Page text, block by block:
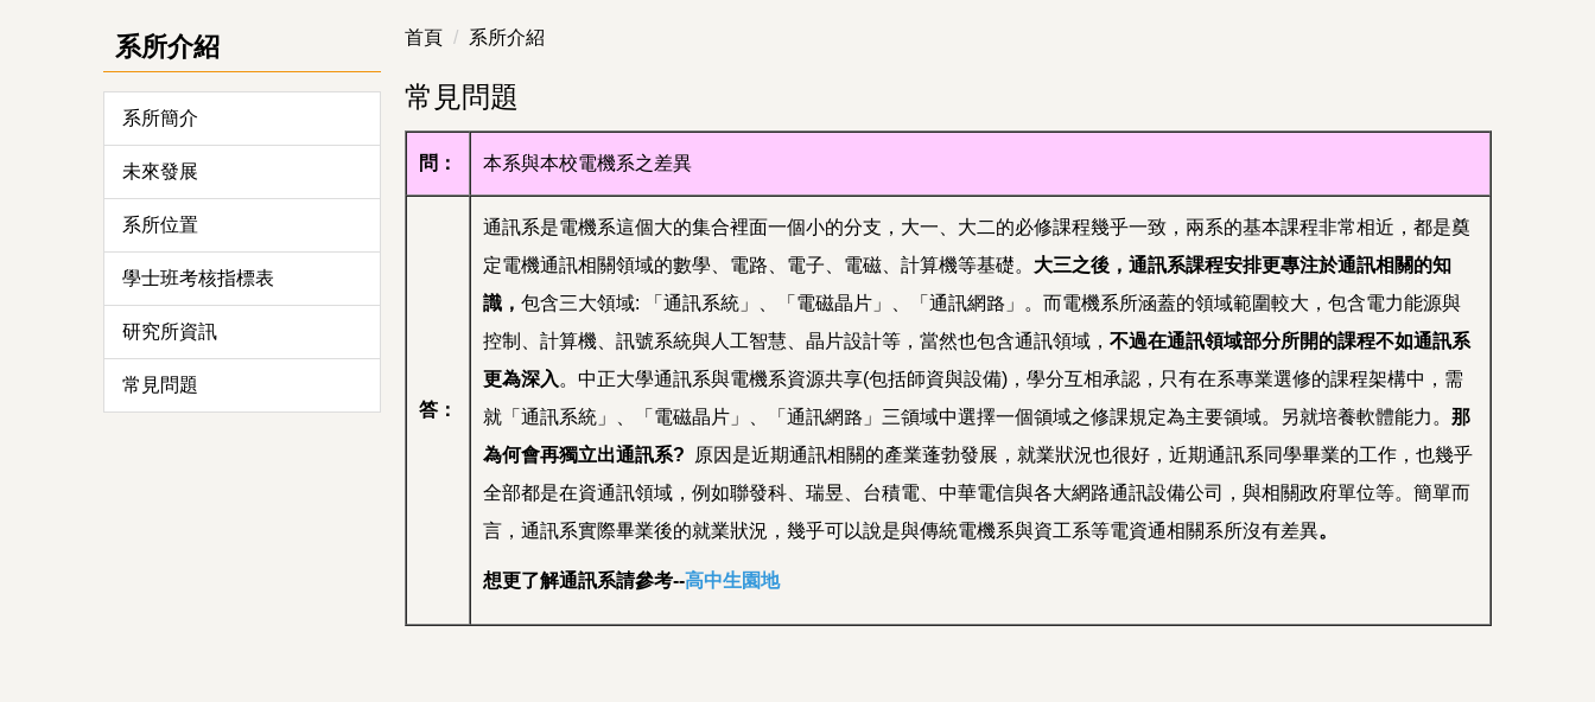
系所介紹
系所簡介
未來發展
系所位置
學士班考核指標表
研究所資訊
常見問題
首頁 系所介紹
常見問題
問： 本系與本校電機系之差異
答：
通訊系是電機系這個大的集合裡面一個小的分支，大一、大二的必修課程幾乎一致，兩系的基本課程非常相近，都是奠
定電機通訊相關領域的數學、電路、電子、電磁、計算機等基礎。 大三之後，通訊系課程安排更專注於通訊相關的知
識 ， 包含三大領域: 「通訊系統」、「電磁晶片」、「通訊網路」。而電機系所涵蓋的領域範圍較大，包含電力能源與
控制、計算機、訊號系統與人工智慧、晶片設計等，當然也包含通訊領域， 不過在通訊領域部分所開的課程不如通訊系
更為深入。中正大學通訊系與電機系資源共享(包括師資與設備)，學分互相承認，只有在系專業選修的課程架構中，需
就「通訊系統」、「電磁晶片」、「通訊網路」三領域中選擇一個領域之修課規定為主要領域。另就培養軟體能力。 那
為何會再獨立出通訊系? 原因是近期通訊相關的產業蓬勃發展，就業狀況也很好，近期通訊系同學畢業的工作，也幾乎
全部都是在資通訊領域，例如聯發科、瑞昱、台積電、中華電信與各大網路通訊設備公司，與相關政府單位等。簡單而
言，通訊系實際畢業後的就業狀況，幾乎可以說是與傳統電機系與資工系等電資通相關系所沒有差異。
想更了解通訊系請參考--高中生園地